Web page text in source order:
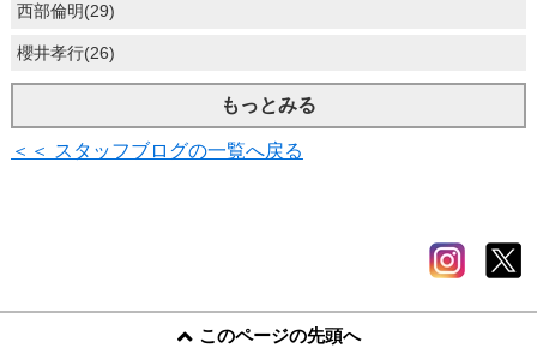
西部倫明(29)
櫻井孝行(26)
もっとみる
＜＜ スタッフブログの一覧へ戻る
このページの先頭へ